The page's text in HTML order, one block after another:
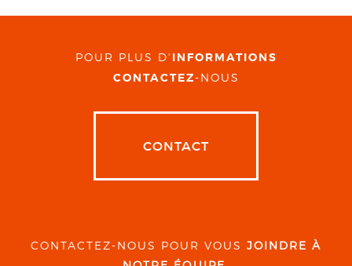
POUR PLUS D' INFORMATIONS
CONTACTEZ-NOUS
CONTACT
CONTACTEZ-NOUS POUR VOUS JOINDRE À